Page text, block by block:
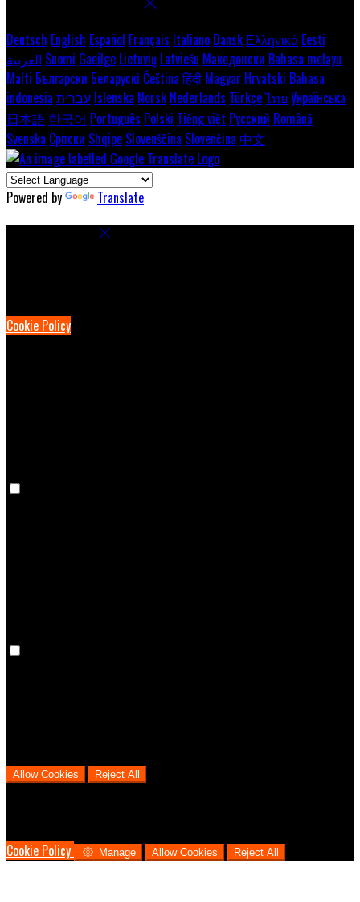
Deutsch English Español Français Italiano Dansk Ελληνικά Eesti
العربية Suomi Gaeilge Lietuvių Latviešu Македонски Bahasa melayu
Malti Български Беларускі Čeština हिंदी Magyar Hrvatski Bahasa
indonesia עברית Íslenska Norsk Nederlands Türkçeไทย Українська
日本語 한국어 Português Polski Tiếng việt Русский Română
Svenska Српски Shqipe Slovenščina Slovenčina 中文
Powered by Translate
Cookie Policy
Allow Cookies Reject All
Cookie Policy
Manage Allow Cookies Reject All